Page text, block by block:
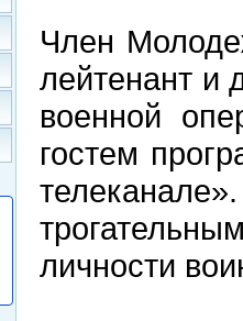
Член
лейтенант и
военной
гостем
личности